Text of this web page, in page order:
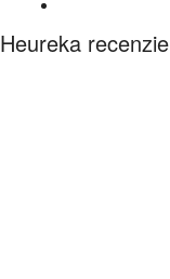
Heureka recenzie